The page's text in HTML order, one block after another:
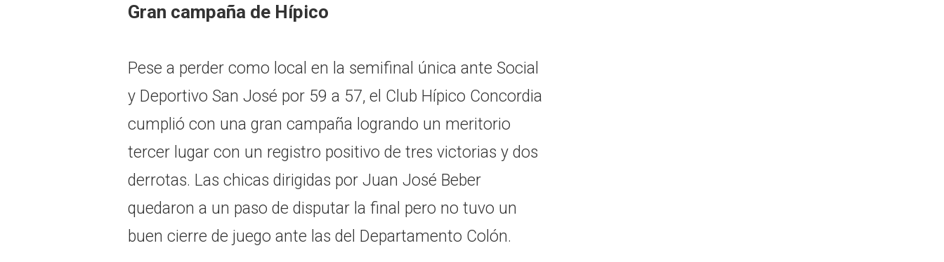
Gran campaña de Hípico
Pese a perder como local en la semifinal única ante Social
y Deportivo San José por 59 a 57, el Club Hípico Concordia
cumplió con una gran campaña logrando un meritorio
tercer lugar con un registro positivo de tres victorias y dos
derrotas. Las chicas dirigidas por Juan José Beber
quedaron a un paso de disputar la final pero no tuvo un
buen cierre de juego ante las del Departamento Colón.